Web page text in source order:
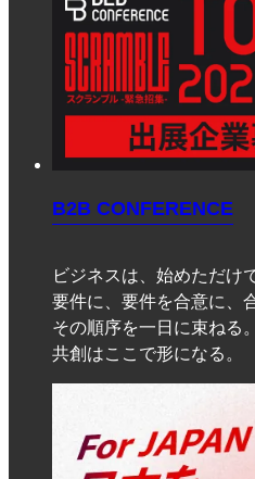
B2B CONFERENCE
ビジネスは、始めただけ
要件に、要件を合意に、
その順序を一日に束ねる。
共創はここで形になる。